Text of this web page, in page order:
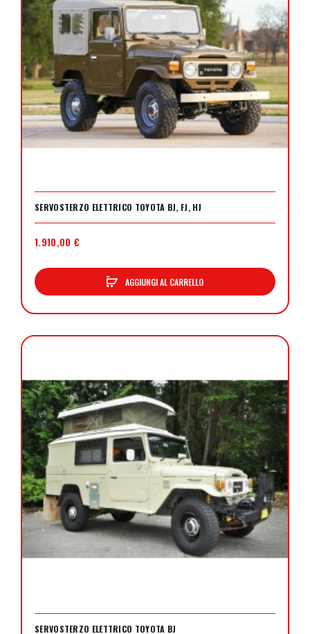
SERVOSTERZO ELETTRICO TOYOTA BJ, FJ, HJ
1.910,00 €
AGGIUNGI AL CARRELLO
SERVOSTERZO ELETTRICO TOYOTA BJ